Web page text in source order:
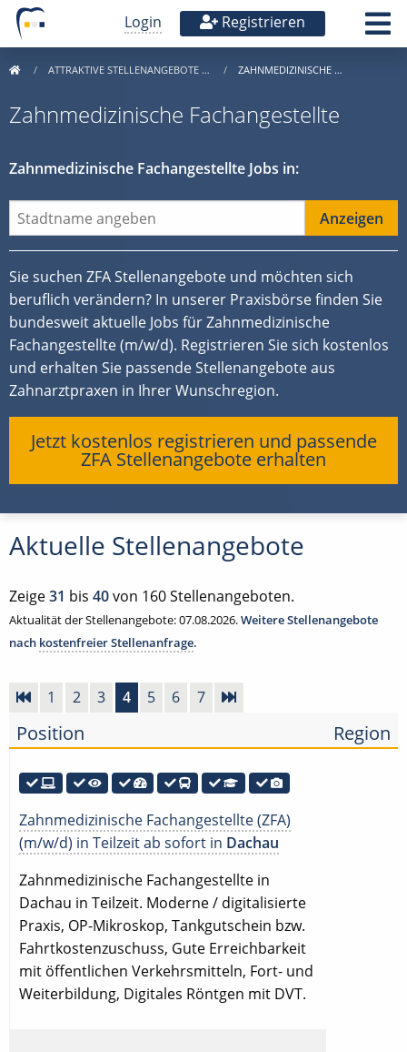
Login Registrieren
ATTRAKTIVE STELLENANGEBOTE … ZAHNMEDIZINISCHE …
Zahnmedizinische Fachangestellte
Zahnmedizinische Fachangestellte Jobs in:
Sie suchen ZFA Stellenangebote und möchten sich
beruflich verändern? In unserer Praxisbörse finden Sie
bundesweit aktuelle Jobs für Zahnmedizinische
Fachangestellte (m/w/d). Registrieren Sie sich kostenlos
und erhalten Sie passende Stellenangebote aus
Zahnarztpraxen in Ihrer Wunschregion.
Jetzt kostenlos registrieren und passende
ZFA Stellenangebote erhalten
Aktuelle Stellenangebote
Zeige31 bis 40von 160 Stellenangeboten.
Aktualität der Stellenangebote: 07.08.2026.Weitere Stellenangebote
nach kostenfreier Stellenanfrage.
1 2 3 4 5 6 7
Position Region
Zahnmedizinische Fachangestellte (ZFA)
(m/w/d) in Teilzeit ab sofort in Dachau
Zahnmedizinische Fachangestellte in
Dachau in Teilzeit. Moderne / digitalisierte
Praxis, OP-Mikroskop, Tankgutschein bzw.
Fahrtkostenzuschuss, Gute Erreichbarkeit
mit öffentlichen Verkehrsmitteln, Fort- und
Weiterbildung, Digitales Röntgen mit DVT.